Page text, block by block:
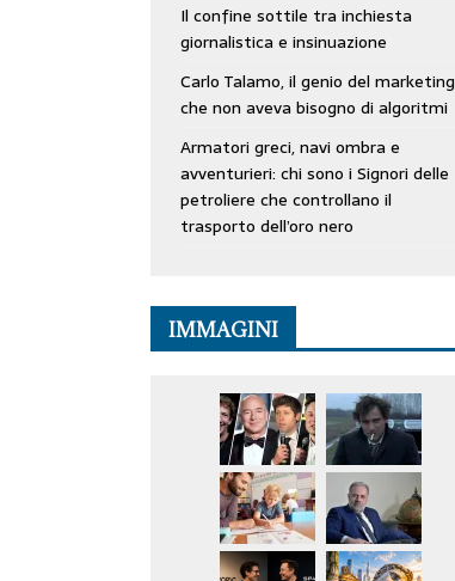
Il confine sottile tra inchiesta
giornalistica e insinuazione
Carlo Talamo, il genio del marketing
che non aveva bisogno di algoritmi
Armatori greci, navi ombra e
avventurieri: chi sono i Signori delle
petroliere che controllano il
trasporto dell’oro nero
IMMAGINI